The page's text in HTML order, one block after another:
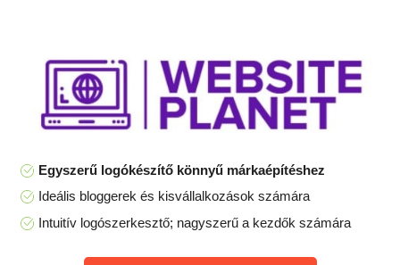
Egyszerű logókészítő könnyű márkaépítéshez
Ideális bloggerek és kisvállalkozások számára
Intuitív logószerkesztő; nagyszerű a kezdők számára